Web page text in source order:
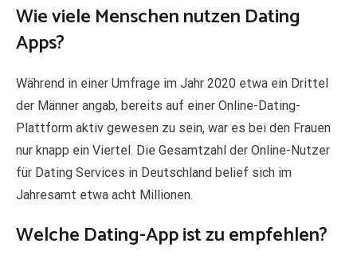
Wie viele Menschen nutzen Dating
Apps?
Während in einer Umfrage im Jahr 2020 etwa ein Drittel
der Männer angab, bereits auf einer Online-Dating-
Plattform aktiv gewesen zu sein, war es bei den Frauen
nur knapp ein Viertel. Die Gesamtzahl der Online-Nutzer
für Dating Services in Deutschland belief sich im
Jahresamt etwa acht Millionen.
Welche Dating-App ist zu empfehlen?